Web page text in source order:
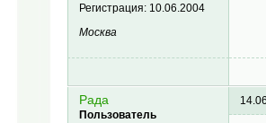
Регистрация: 10.06.2004
Москва
Рада
Пользователь